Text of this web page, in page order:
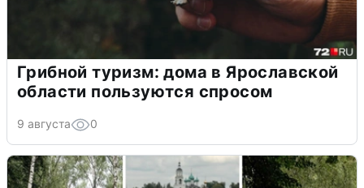
Грибной туризм: дома в Ярославской
области пользуются спросом
9 августа 0